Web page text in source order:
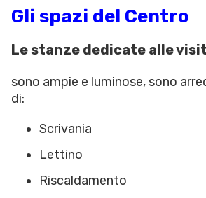
Gli spazi del Centro
Le stanze dedicate alle
sono ampie e luminose, sono
di:
Scrivania
Lettino
Riscaldamento